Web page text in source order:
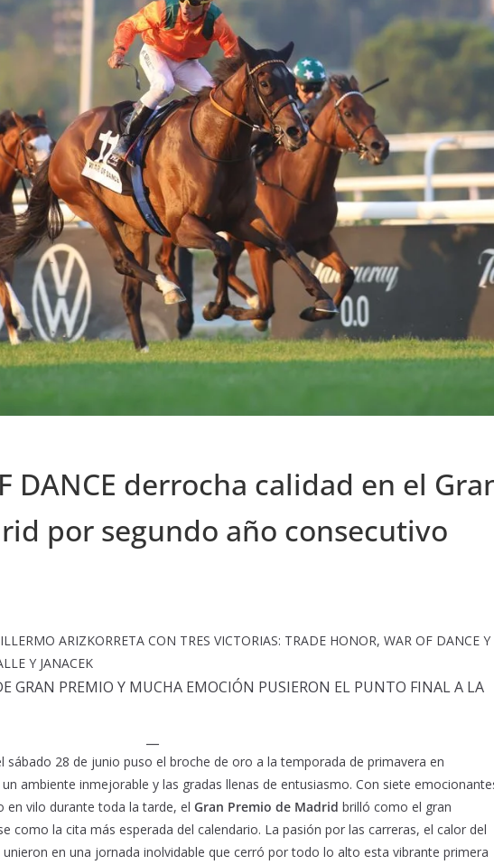
DANCE derrocha calidad en el
por segundo año consecutivo
ARIZKORRETA CON TRES VICTORIAS: TRADE HONOR, WAR OF DANCE Y
Y JANACEK
GRAN PREMIO Y MUCHA EMOCIÓN PUSIERON EL PUNTO FINAL A LA
sábado 28 de junio puso el broche de oro a la temporada de primavera en
ambiente inmejorable y las gradas llenas de entusiasmo. Con siete
en vilo durante toda la tarde, el Gran Premio de Madrid brilló como el gran
como la cita más esperada del calendario. La pasión por las carreras, el calor del
en una jornada inolvidable que cerró por todo lo alto esta vibrante primera